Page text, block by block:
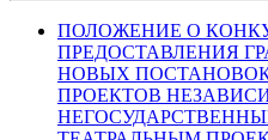
ПОЛОЖЕНИЕ О
ПРЕДОСТАВЛЕНИЯ
НОВЫХ
ПРОЕКТОВ